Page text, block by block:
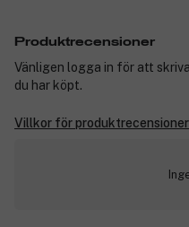
Produktrecensioner
Vänligen logga in för att
du har köpt.
Villkor för produktrecensioner